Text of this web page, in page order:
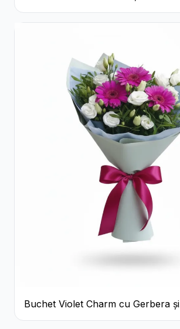
Buchet Violet Charm cu Gerbera și
Lisianthus Alb